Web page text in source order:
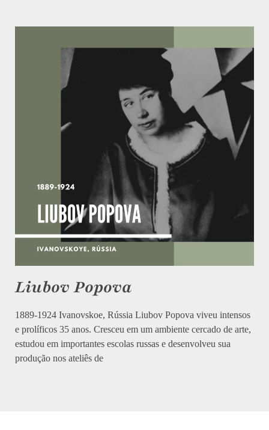
Liubov Popova
1889-1924 Ivanovskoe, Rússia Liubov Popova viveu intensos
e prolíficos 35 anos. Cresceu em um ambiente cercado de arte,
estudou em importantes escolas russas e desenvolveu sua
produção nos ateliês de